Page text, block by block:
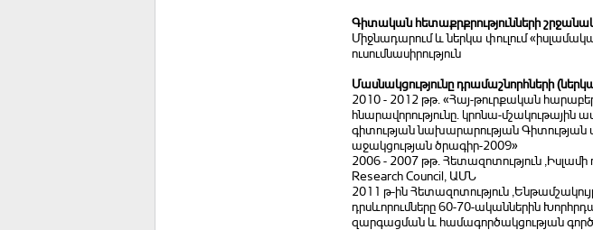
Գիտական հետաքրքրությունների
Միջնադարում և ներկա փուլում
ուսումնասիրություն
Մասնակցությունը դրամաշնորհների
2010 - 2012 թթ. «Հայ-թուրքական
հնարավորությունը. կրոնա-
գիտության նախարարության
աջակցության ծրագիր-2009»
2006 - 2007 թթ. Հետազոտություն
Research Council, ԱՄՆ
2011 թ-ին Հետազոտություն
դրսևորումները 60-70-ականներին
զարգացման և համագործակցության